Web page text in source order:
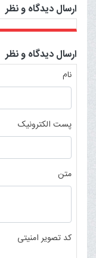
ارسال دیدگاه و نظر
ارسال دیدگاه و نظر
نام
پست الکترونیک
متن
کد تصویر امنیتی